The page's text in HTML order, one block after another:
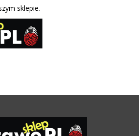
sklepie.